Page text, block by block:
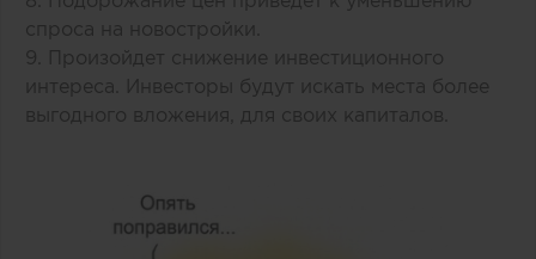
спроса на новостройки.
9. Произойдет снижение инвестиционного
интереса. Инвесторы будут искать места более
выгодного вложения, для своих капиталов.